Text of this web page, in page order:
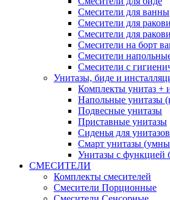
Смесители для ванны
Смесители для
Смесители для
Смесители на борт
Смесители
Смесители с
Унитазы, биде и
Комплекты унитаз +
Напольные унитазы
Подвесные унитазы
Приставные унитазы
Сиденья для унитазов
Смарт унитазы
Унитазы с функцией
СМЕСИТЕЛИ
Комплекты смесителей
Смесители Порционные